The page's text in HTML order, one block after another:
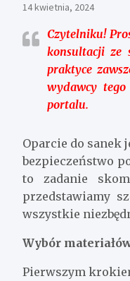
14 kwietnia, 2024
Czytelniku!
konsultacji ze
praktyce
wydawcy
portalu.
Oparcie do sanek
bezpieczeństwo
to zadanie
przedstawiamy
wszystkie
Wybór
Pierwszym